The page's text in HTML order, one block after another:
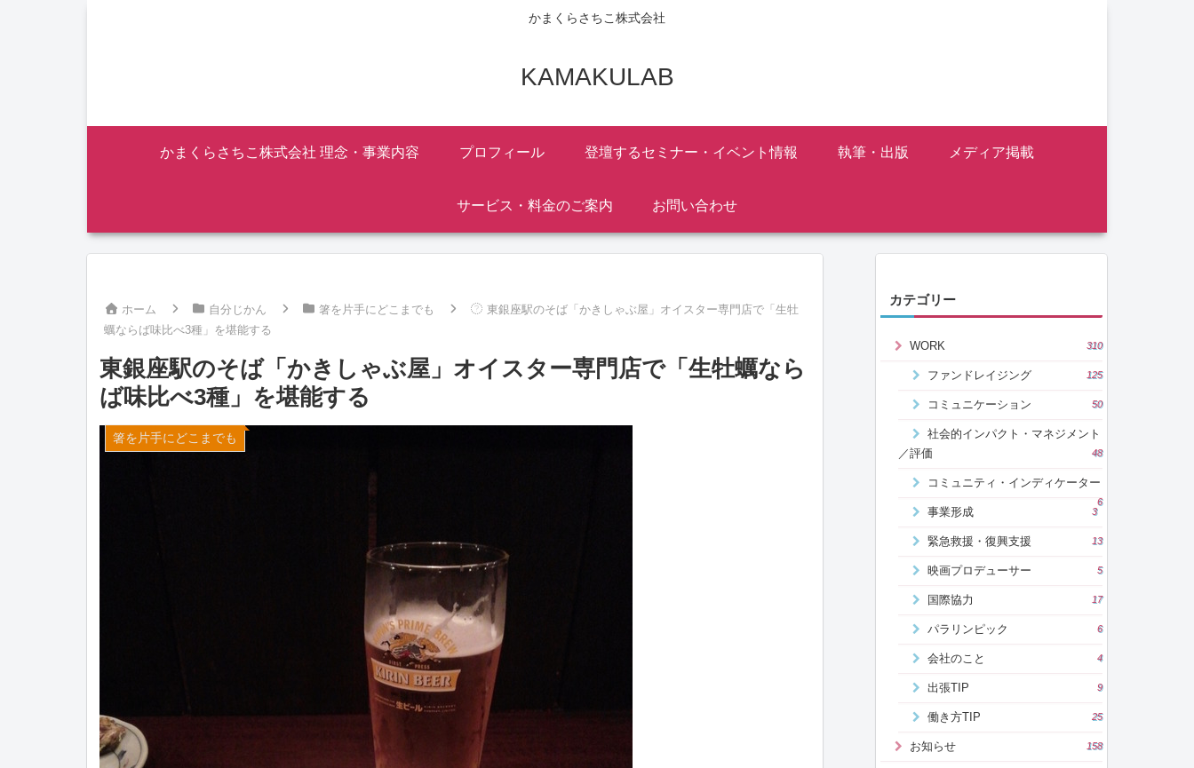
かまくらさちこ株式会社
KAMAKULAB
かまくらさちこ株式会社 理念・事業内容 プロフィール 登壇するセミナー・イベント情報 執筆・出版 メディア掲載
サービス・料金のご案内 お問い合わせ
ホーム 自分じかん 箸を片手にどこまでも
東銀座駅のそば「かきしゃぶ屋」オイスター専門店で「生牡
蠣ならば味比べ3種」を堪能する
東銀座駅のそば「かきしゃぶ屋」オイスター専門店で「生牡蠣なら
ば味比べ3種」を堪能する
箸を片手にどこまでも
カテゴリー
WORK 310
ファンドレイジング 125
コミュニケーション 50
社会的インパクト・マネジメント
／評価
48
コミュニティ・インディケーター
6
事業形成 3
緊急救援・復興支援 13
映画プロデューサー 5
国際協力 17
パラリンピック 6
会社のこと 4
出張TIP 9
働き方TIP 25
お知らせ 158